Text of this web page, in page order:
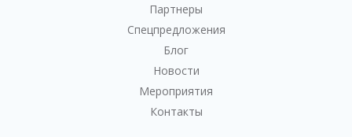
Партнеры
Спецпредложения
Блог
Новости
Мероприятия
Контакты